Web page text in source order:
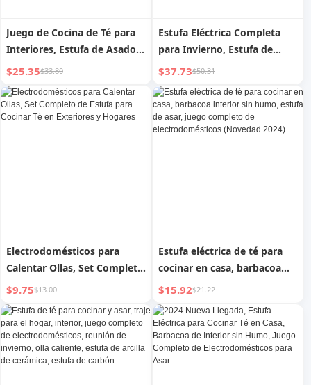
Juego de Cocina de Té para
Interiores, Estufa de Asado
para el Hogar en Invierno
$25.35$33.80
Estufa Eléctrica Completa
para Invierno, Estufa de
Barbacoa, Estufa de Asar,
Estufa Eléctrica de Cerámica
para Interiores, Conjunto de
Estufa Eléctrica
$37.73$50.31
Electrodomésticos para
Calentar Ollas, Set Completo
de Estufa para Cocinar Té en
Exteriores y Hogares
$9.75$13.00
Estufa eléctrica de té para
cocinar en casa, barbacoa
interior sin humo, estufa de
asar, juego completo de
electrodomésticos (Novedad
2024)
$15.92$21.22